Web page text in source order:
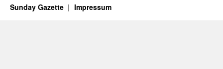
Sunday Gazette Impressum